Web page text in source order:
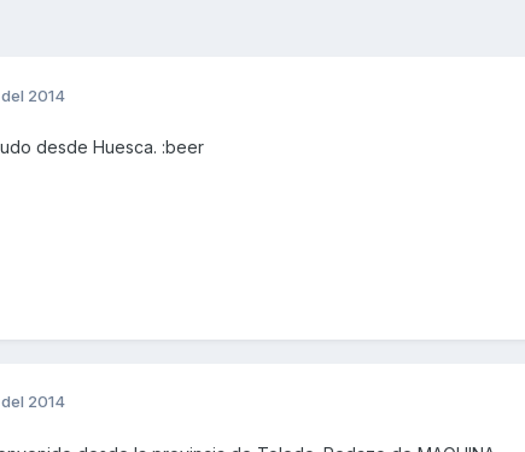
2014
desde Huesca. :beer
2014